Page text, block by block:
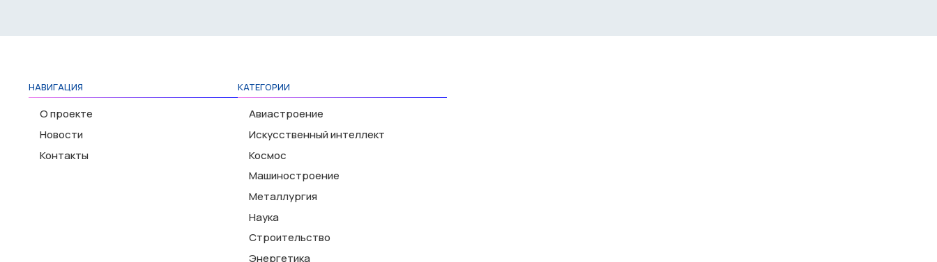
НАВИГАЦИЯ
О проекте
Новости
Контакты
КАТЕГОРИИ
Авиастроение
Искусственный интеллект
Космос
Машиностроение
Металлургия
Наука
Строительство
Энергетика